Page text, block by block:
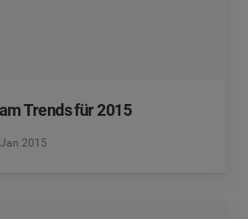
Trends für 2015
2015